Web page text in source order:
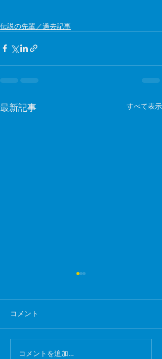
伝説の先輩／過去記事
最新記事 すべて表示
iPhone6s
コメント
コメントを追加…